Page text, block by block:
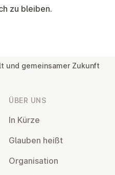
zu bleiben.
und gemeinsamer Zukunft
ÜBER UNS
In Kürze
Glauben heißt
Or­gan­isa­tion